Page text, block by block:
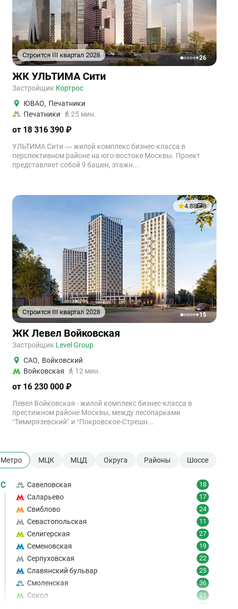
Строится III квартал 2028
12345+26
ЖК УЛЬТИМА Сити
Застройщик Кортрос
ЮВАО, Печатники
Печатники
25 мин.
от 18 316 390 ₽
УЛЬТИМА Сити — жилой комплекс бизнес-класса в
перспективном районе на юго-востоке Москвы. Проект
представляет собой 9 башен, этажн...
Строится III квартал 2028
4.88 8
12345+15
ЖК Левел Войковская
Застройщик Level Group
САО, Войковский
Войковская
12 мин.
от 16 230 000 ₽
Левел Войковская - жилой комплекс бизнес-класса в
престижном районе Москвы, между лесопарками
“Тимирязевский” и “Покровское-Стрешн...
Метро МЦК МЦД Округа Районы Шоссе
С Савеловская 18
Саларьево 17
Свиблово 24
Севастопольская 11
Селигерская 27
Семеновская 19
Серпуховская 22
Славянский бульвар 25
Смоленская 36
Сокол 21